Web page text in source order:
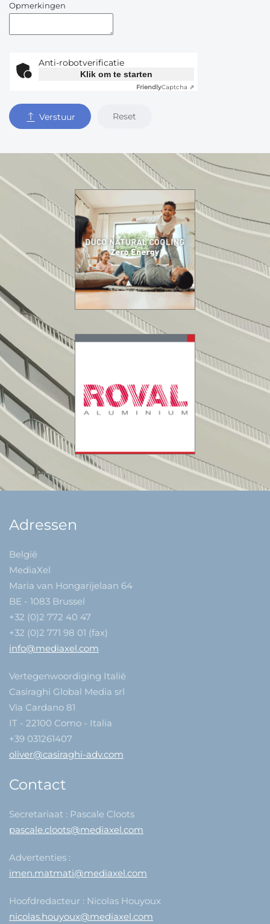
Opmerkingen
Anti-robotverificatie
Klik om te starten
FriendlyCaptcha ⇗
Verstuur Reset
Adressen
België
MediaXel
Maria van Hongarijelaan 64
BE - 1083 Brussel
+32 (0)2 772 40 47
+32 (0)2 771 98 01 (fax)
info@mediaxel.com
Vertegenwoordiging Italië
Casiraghi Global Media srl
Via Cardano 81
IT - 22100 Como - Italia
+39 031261407
oliver@casiraghi-adv.com
Contact
Secretariaat : Pascale Cloots
pascale.cloots@mediaxel.com
Advertenties :
imen.matmati@mediaxel.com
Hoofdredacteur : Nicolas Houyoux
nicolas.houyoux@mediaxel.com